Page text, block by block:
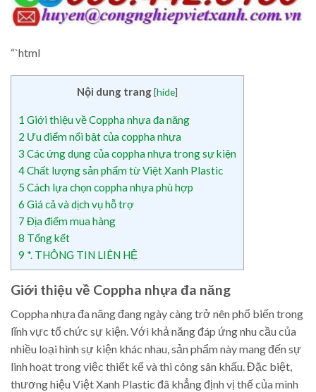
“`html
Nội dung trang[hide]
1 Giới thiệu về Coppha nhựa đa năng
2 Ưu điểm nổi bật của coppha nhựa
3 Các ứng dụng của coppha nhựa trong sự kiện
4Chất lượng sản phẩm từ Việt Xanh Plastic
5 Cách lựa chọn coppha nhựa phù hợp
6 Giá cả và dịch vụ hỗ trợ
7 Địa điểm mua hàng
8 Tổng kết
9 *. THÔNG TIN LIÊN HỆ
Giới thiệu về Coppha nhựa đa năng
Coppha nhựa đa năng đang ngày càng trở nên phổ biến trong
lĩnh vực tổ chức sự kiện. Với khả năng đáp ứng nhu cầu của
nhiều loại hình sự kiện khác nhau, sản phẩm này mang đến sự
linh hoạt trong việc thiết kế và thi công sân khấu. Đặc biệt,
thương hiệu Việt Xanh Plastic đã khẳng định vị thế của mình